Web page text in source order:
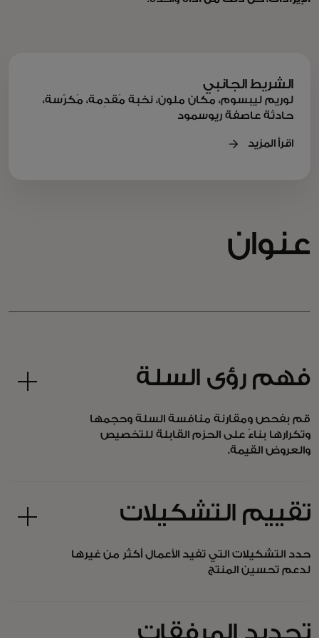
الشريط الجانبي
لوريم ليبسوم، مكان ملون، نخبة مُقدِمة، مُكرّسة،
حادثة عاصفة ريوسمود
اقرأ المزيد
عنوان
فهم رؤى السلة
قم بفحص ومقارنة منافسة السلة وحجمها
وتكرارها بناءً على الحزم القابلة للتخصيص
والعروض القيمة.
تقييم التشكيلات
حدد التشكيلات التي تفيد الأعمال أكثر من غيرها
لدعم تحسين المنتج